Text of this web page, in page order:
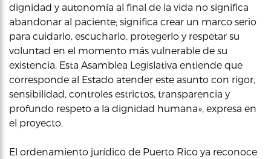
dignidad y autonomía al final de la vida no significa
abandonar al paciente; significa crear un marco serio
para cuidarlo, escucharlo, protegerlo y respetar su
voluntad en el momento más vulnerable de su
existencia. Esta Asamblea Legislativa entiende que
corresponde al Estado atender este asunto con rigor,
sensibilidad, controles estrictos, transparencia y
profundo respeto a la dignidad humana», expresa en
el proyecto.
El ordenamiento jurídico de Puerto Rico ya reconoce